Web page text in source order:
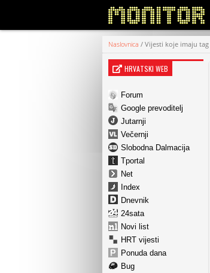
Naslovnica / Vijesti koje imaju tag
HRVATSKI WEB
Forum
Google prevoditelj
Jutarnji
Večernji
Slobodna Dalmacija
Tportal
Net
Index
Dnevnik
24sata
Novi list
HRT vijesti
Ponuda dana
Bug